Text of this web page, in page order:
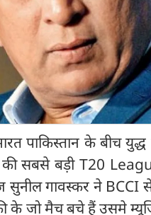
पाकिस्तान के बीच
की सबसे बड़ी T20
सुनील गावस्कर ने
के जो मैच बचे हैं उसमे